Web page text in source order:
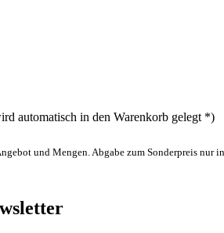
automatisch in den Warenkorb gelegt *)
und Mengen. Abgabe zum Sonderpreis nur